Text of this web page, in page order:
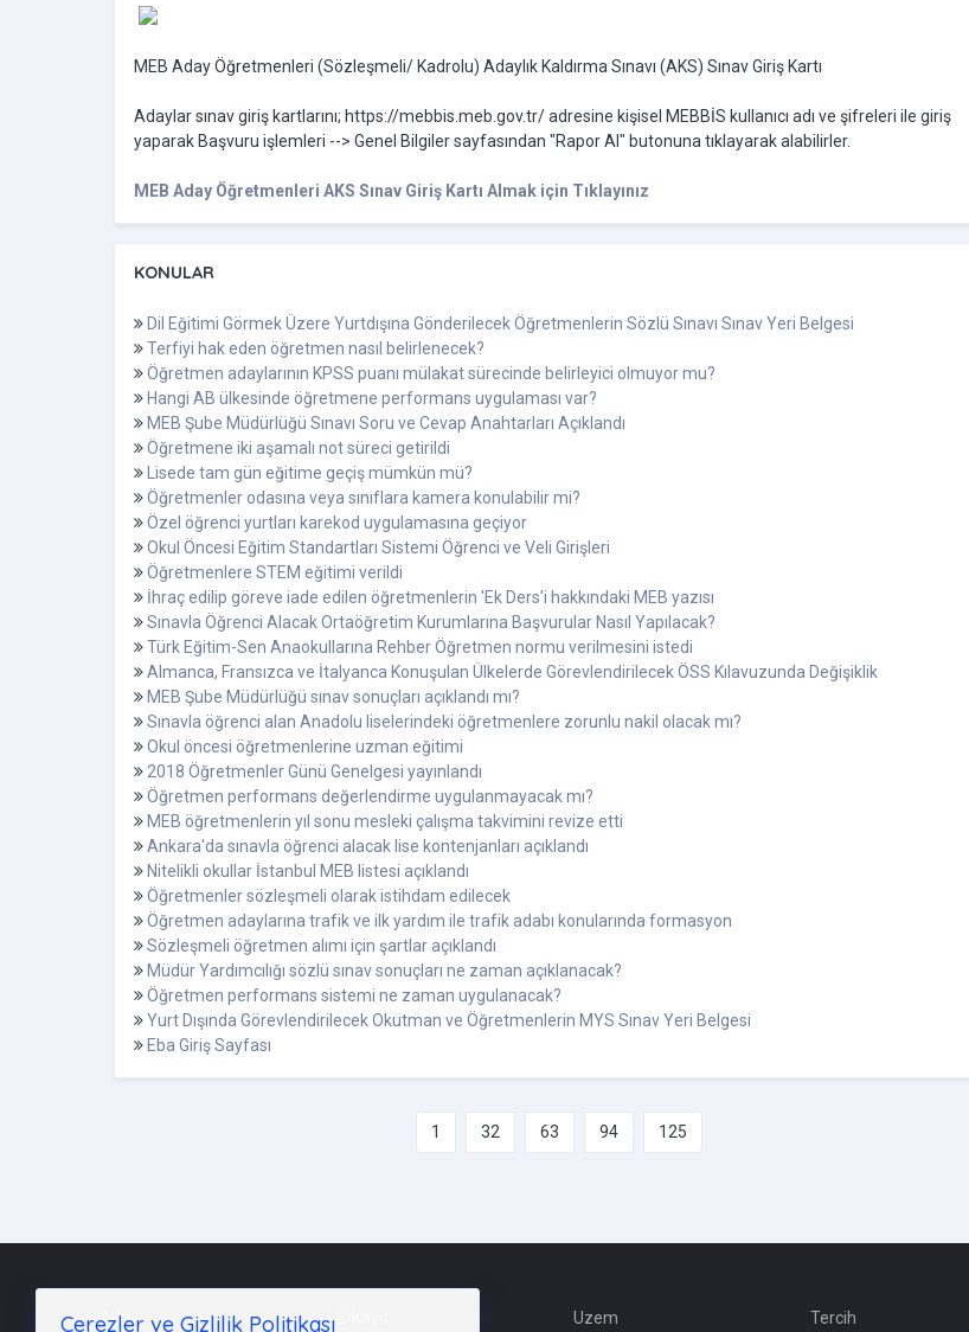
MEB Aday Öğretmenleri (Sözleşmeli/ Kadrolu) Adaylık Kaldırma Sınavı (AKS) Sınav Giriş Kartı
Adaylar sınav giriş kartlarını; https://mebbis.meb.gov.tr/ adresine kişisel MEBBİS kullanıcı adı ve şifreleri ile giriş
yaparak Başvuru işlemleri --> Genel Bilgiler sayfasından "Rapor Al" butonuna tıklayarak alabilirler.
MEB Aday Öğretmenleri AKS Sınav Giriş Kartı Almak için Tıklayınız
KONULAR
Dil Eğitimi Görmek Üzere Yurtdışına Gönderilecek Öğretmenlerin Sözlü Sınavı Sınav Yeri Belgesi
Terfiyi hak eden öğretmen nasıl belirlenecek?
Öğretmen adaylarının KPSS puanı mülakat sürecinde belirleyici olmuyor mu?
Hangi AB ülkesinde öğretmene performans uygulaması var?
MEB Şube Müdürlüğü Sınavı Soru ve Cevap Anahtarları Açıklandı
Öğretmene iki aşamalı not süreci getirildi
Lisede tam gün eğitime geçiş mümkün mü?
Öğretmenler odasına veya sınıflara kamera konulabilir mi?
Özel öğrenci yurtları karekod uygulamasına geçiyor
Okul Öncesi Eğitim Standartları Sistemi Öğrenci ve Veli Girişleri
Öğretmenlere STEM eğitimi verildi
İhraç edilip göreve iade edilen öğretmenlerin 'Ek Ders'i hakkındaki MEB yazısı
Sınavla Öğrenci Alacak Ortaöğretim Kurumlarına Başvurular Nasıl Yapılacak?
Türk Eğitim-Sen Anaokullarına Rehber Öğretmen normu verilmesini istedi
Almanca, Fransızca ve İtalyanca Konuşulan Ülkelerde Görevlendirilecek ÖSS Kılavuzunda Değişiklik
MEB Şube Müdürlüğü sınav sonuçları açıklandı mı?
Sınavla öğrenci alan Anadolu liselerindeki öğretmenlere zorunlu nakil olacak mı?
Okul öncesi öğretmenlerine uzman eğitimi
2018 Öğretmenler Günü Genelgesi yayınlandı
Öğretmen performans değerlendirme uygulanmayacak mı?
MEB öğretmenlerin yıl sonu mesleki çalışma takvimini revize etti
Ankara'da sınavla öğrenci alacak lise kontenjanları açıklandı
Nitelikli okullar İstanbul MEB listesi açıklandı
Öğretmenler sözleşmeli olarak istihdam edilecek
Öğretmen adaylarına trafik ve ilk yardım ile trafik adabı konularında formasyon
Sözleşmeli öğretmen alımı için şartlar açıklandı
Müdür Yardımcılığı sözlü sınav sonuçları ne zaman açıklanacak?
Öğretmen performans sistemi ne zaman uygulanacak?
Yurt Dışında Görevlendirilecek Okutman ve Öğretmenlerin MYS Sınav Yeri Belgesi
Eba Giriş Sayfası
1 32 63 94 125
Aday Uzem Tercih
Çerezler ve Gizlilik Politikası